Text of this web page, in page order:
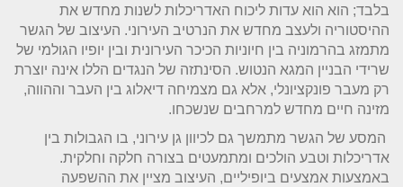
בלבד; הוא הוא עדות ליכוח האדריכלות לשנות מחדש את
ההיסטוריה ולעצב מחדש את הנרטיב העירוני. העיצוב של הגשר
מתמזג בהרמוניה בין חיוניות הכיכר העירונית ובין יופיו הגולמי של
שרידי הבניין המגא הנטוש. הסינתזה של הנגדים הללו אינה יוצרת
רק מעבר פונקציונלי, אלא גם מצמיחה דיאלוג בין העבר וההווה,
מזינה חיים מחדש למרחבים שנשכחו.
המסע של הגשר מתמשך גם לכיוון גן עירוני, בו הגבולות בין
אדריכלות וטבע הולכים ומתמעטים בצורה חלקה וחלקית.
באמצעות אמצעים ביופיליים, העיצוב מציין את ההשפעה